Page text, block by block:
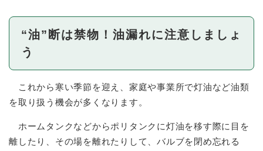
“油”断は禁物！油漏れに注意しましょ
う
これから寒い季節を迎え、家庭や事業所で灯油など油類
を取り扱う機会が多くなります。
ホームタンクなどからポリタンクに灯油を移す際に目を
離したり、その場を離れたりして、バルブを閉め忘れる